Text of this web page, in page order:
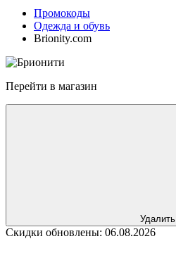
Промокоды
Одежда и обувь
Brionity.com
Перейти в магазин
Удалить
Скидки обновлены: 06.08.2026